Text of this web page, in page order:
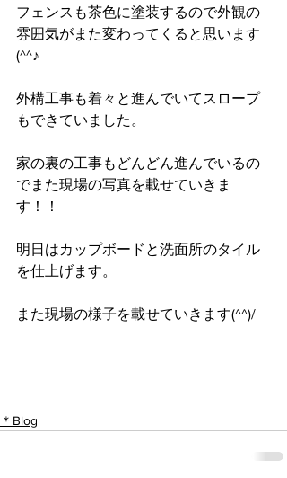
フェンスも茶色に塗装するので外観の
雰囲気がまた変わってくると思います
(^^♪
外構工事も着々と進んでいてスロープ
もできていました。
家の裏の工事もどんどん進んでいるの
でまた現場の写真を載せていきま
す！！
明日はカップボードと洗面所のタイル
を仕上げます。
また現場の様子を載せていきます(^^)/
＊Blog